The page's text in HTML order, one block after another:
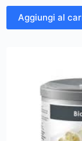
Aggiungi al